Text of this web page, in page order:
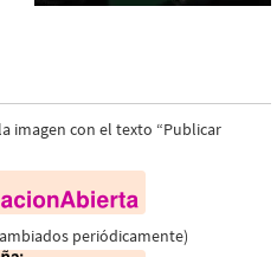
la imagen con el texto “Publicar
periódicamente)